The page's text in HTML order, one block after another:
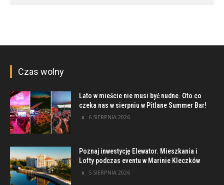
Czas wolny
Lato w mieście nie musi być nudne. Oto co
czeka nas w sierpniu w Pitlane Summer Bar!
6 SIERPNIA 2026
Poznaj inwestycję Elewator. Mieszkania i
Lofty podczas eventu w Marinie Kleczków
5 SIERPNIA 2026